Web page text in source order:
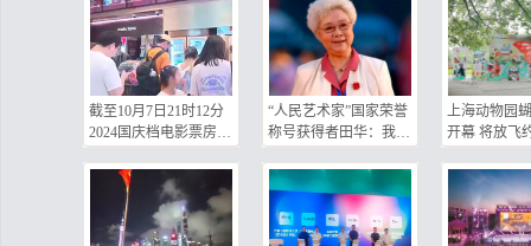
截至10月7日21时12分
2024国庆档电影票房突
“人民艺术家”国家荣誉
称号获得者田华：我是
上海动物园
开幕 将放飞